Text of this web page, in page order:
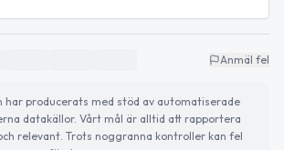
Anmäl fel
har producerats med stöd av automatiserade
datakällor. Vårt mål är alltid att rapportera
relevant. Trots noggranna kontroller kan fel